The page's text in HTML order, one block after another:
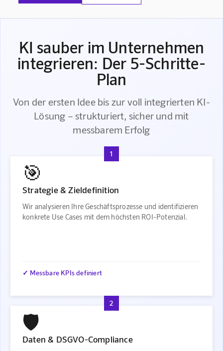
KI sauber im Unternehmen
integrieren: Der 5-Schritte-
Plan
Von der ersten Idee bis zur voll integrierten KI-
Lösung – strukturiert, sicher und mit
messbarem Erfolg
1
🎯
Strategie & Zieldefinition
Wir analysieren Ihre Geschäftsprozesse und identifizieren
konkrete Use Cases mit dem höchsten ROI-Potenzial.
✓ Messbare KPIs definiert
2
🛡️
Daten & DSGVO-Compliance